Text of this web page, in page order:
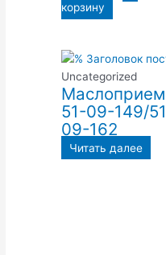
корзину
Uncategorized
51-09-149/
09-162
Читать далее